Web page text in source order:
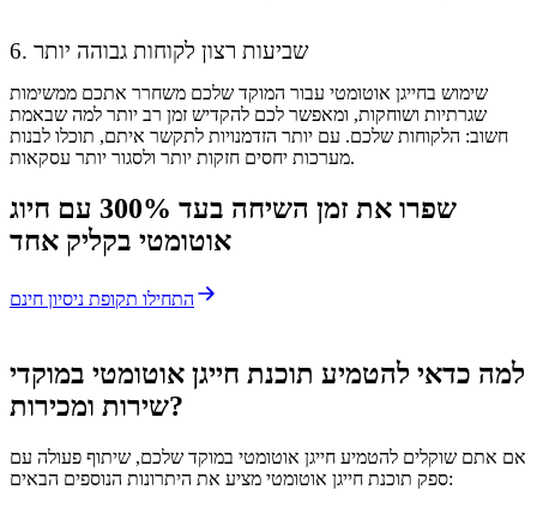
6. שביעות רצון לקוחות גבוהה יותר
שימוש בחייגן אוטומטי עבור המוקד שלכם משחרר אתכם ממשימות
שגרתיות ושוחקות, ומאפשר לכם להקדיש זמן רב יותר למה שבאמת
חשוב: הלקוחות שלכם. עם יותר הזדמנויות לתקשר איתם, תוכלו לבנות
מערכות יחסים חזקות יותר ולסגור יותר עסקאות.
שפרו את זמן השיחה בעד 300% עם חיוג
אוטומטי בקליק אחד
התחילו תקופת ניסיון חינם
למה כדאי להטמיע תוכנת חייגן אוטומטי במוקדי
שירות ומכירות?
אם אתם שוקלים להטמיע חייגן אוטומטי במוקד שלכם, שיתוף פעולה עם
ספק תוכנת חייגן אוטומטי מציע את היתרונות הנוספים הבאים: